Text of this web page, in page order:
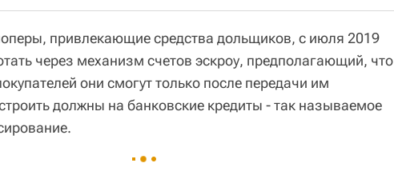
привлекающие средства дольщиков, с июля 2019
через механизм счетов эскроу, предполагающий, что
они смогут только после передачи им
должны на банковские кредиты - так называемое